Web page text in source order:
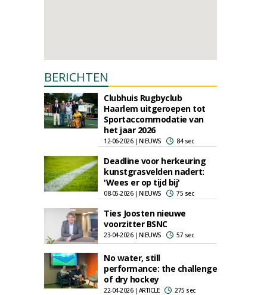
BERICHTEN
Clubhuis Rugbyclub
Haarlem uitgeroepen tot
Sportaccommodatie van
het jaar 2026
12-06-2026 | NIEUWS 84 sec
Deadline voor herkeuring
kunstgrasvelden nadert:
'Wees er op tijd bij'
08-05-2026 | NIEUWS 75 sec
Ties Joosten nieuwe
voorzitter BSNC
23-04-2026 | NIEUWS 57 sec
No water, still
performance: the challenge
of dry hockey
22-04-2026 | ARTICLE 275 sec